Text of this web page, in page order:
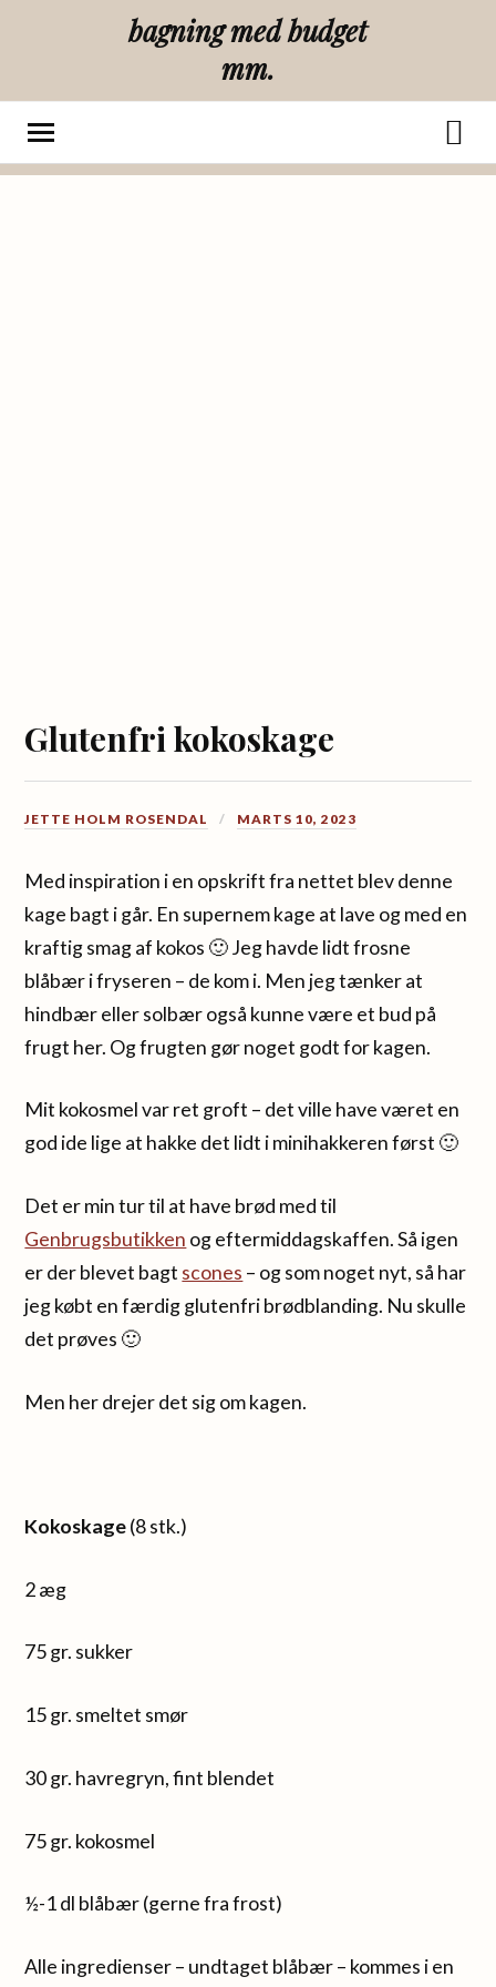
bagning med budget
mm.
Glutenfri kokoskage
JETTE HOLM ROSENDAL MARTS 10, 2023
Med inspiration i en opskrift fra nettet blev denne
kage bagt i går. En supernem kage at lave og med en
kraftig smag af kokos 🙂 Jeg havde lidt frosne
blåbær i fryseren – de kom i. Men jeg tænker at
hindbær eller solbær også kunne være et bud på
frugt her. Og frugten gør noget godt for kagen.
Mit kokosmel var ret groft – det ville have været en
god ide lige at hakke det lidt i minihakkeren først 🙂
Det er min tur til at have brød med til
Genbrugsbutikken og eftermiddagskaffen. Så igen
er der blevet bagt scones – og som noget nyt, så har
jeg købt en færdig glutenfri brødblanding. Nu skulle
det prøves 🙂
Men her drejer det sig om kagen.
Kokoskage(8 stk.)
2 æg
75 gr. sukker
15 gr. smeltet smør
30 gr. havregryn, fint blendet
75 gr. kokosmel
½-1 dl blåbær (gerne fra frost)
Alle ingredienser – undtaget blåbær – kommes i en